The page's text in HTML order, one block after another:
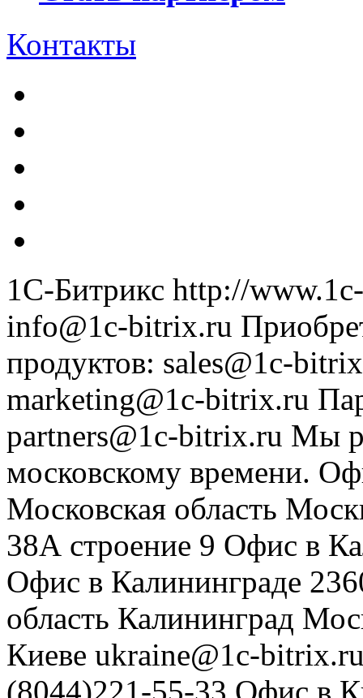
Контакты
1С-Битрикс http://
info@1c-bitrix.ru
продуктов: sales@1c-
marketing@1c-bitrix.ru
partners@1c-bitrix.ru Мы
московскому времени.
Московская область
38А строение 9 Офис в
Офис в Калининграде
область Калининград
Киеве ukraine@1c-
(8044)221-55-33 Офис в